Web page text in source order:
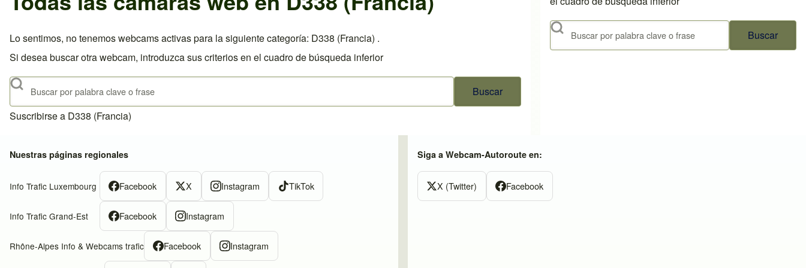
Lo sentimos, no tenemos webcams activas para la siguiente categoría: D338 (Francia) .
Si desea buscar otra webcam, introduzca sus criterios en el cuadro de búsqueda inferior
Buscar
Suscribirse a D338 (Francia)
Buscar
Nuestras páginas regionales
Info Trafic Luxembourg Facebook X Instagram TikTok
Info Trafic Grand-Est Facebook Instagram
Rhône-Alpes Info & Webcams trafic Facebook Instagram
Siga a Webcam-Autoroute en:
X (Twitter) Facebook